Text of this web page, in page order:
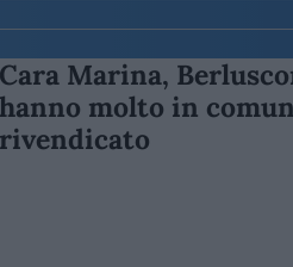
Cara Marina,
hanno molto in
rivendicato